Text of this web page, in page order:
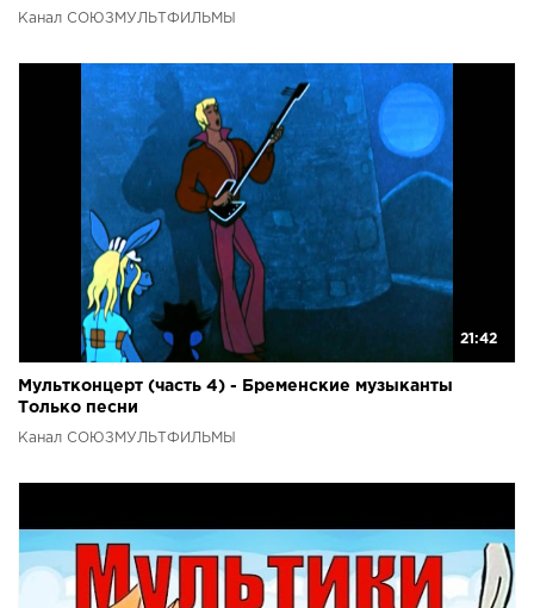
Канал СОЮЗМУЛЬТФИЛЬМЫ
21:42
Мультконцерт (часть 4) - Бременские музыканты
Только песни
Канал СОЮЗМУЛЬТФИЛЬМЫ